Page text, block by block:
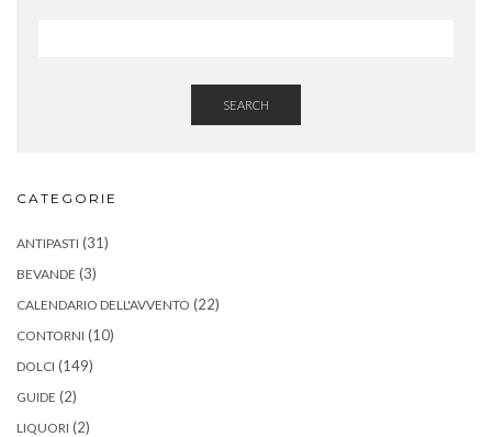
SEARCH
CATEGORIE
ANTIPASTI (31)
BEVANDE (3)
CALENDARIO DELL'AVVENTO (22)
CONTORNI (10)
DOLCI (149)
GUIDE (2)
LIQUORI (2)